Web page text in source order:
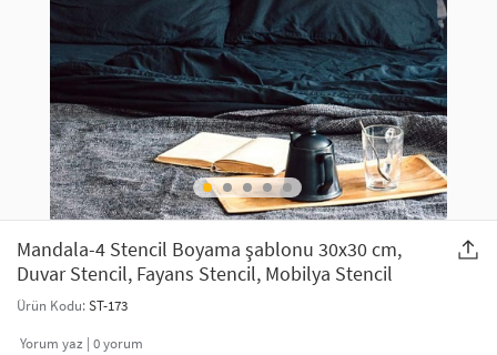
SAÇ AKSESUARLARI
GELİN / DÜĞÜN AKSESUARLARI
TELEFON ASKISI
MAKYAJ ÇANTASI
ŞAL VE FULAR
ODA KOKUSU VE MUM
PARTİ SÜSLERİ
YILBAŞI ÜRÜNLERİ
KULLAN AT TABAK BARDAK SETİ
Mandala-4 Stencil Boyama şablonu 30x30 cm,
Duvar Stencil, Fayans Stencil, Mobilya Stencil
Ürün Kodu:ST-173
Yorum yaz | 0yorum